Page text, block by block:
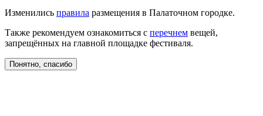
Изменились правила размещения в Палаточном городке.
Также рекомендуем ознакомиться с перечнем вещей,
запрещённых на главной площадке фестиваля.
Понятно, спасибо